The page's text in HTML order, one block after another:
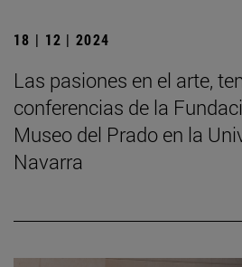
18 | 12 | 2024
Las pasiones en el arte,
conferencias de la
Museo del Prado en la
Navarra